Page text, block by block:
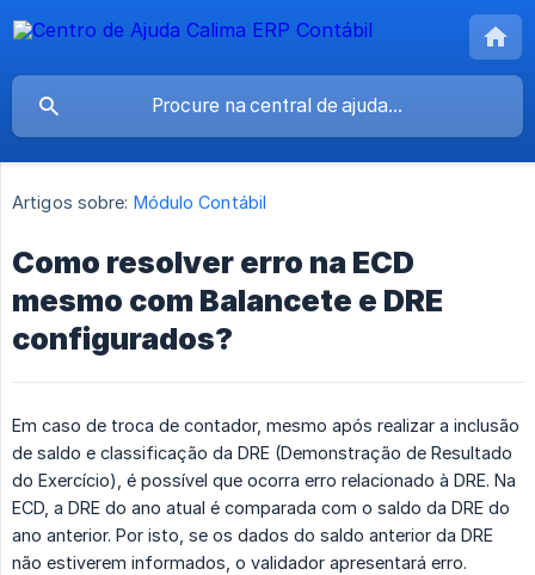
Artigos sobre: Módulo Contábil
Como resolver erro na ECD
mesmo com Balancete e DRE
configurados?
Em caso de troca de contador, mesmo após realizar a inclusão
de saldo e classificação da DRE (Demonstração de Resultado
do Exercício), é possível que ocorra erro relacionado à DRE. Na
ECD, a DRE do ano atual é comparada com o saldo da DRE do
ano anterior. Por isto, se os dados do saldo anterior da DRE
não estiverem informados, o validador apresentará erro.